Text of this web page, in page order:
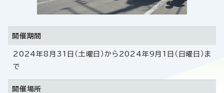
開催期間
2024年8月31日（土曜日）から2024年9月1日（日曜日）ま
で
開催場所